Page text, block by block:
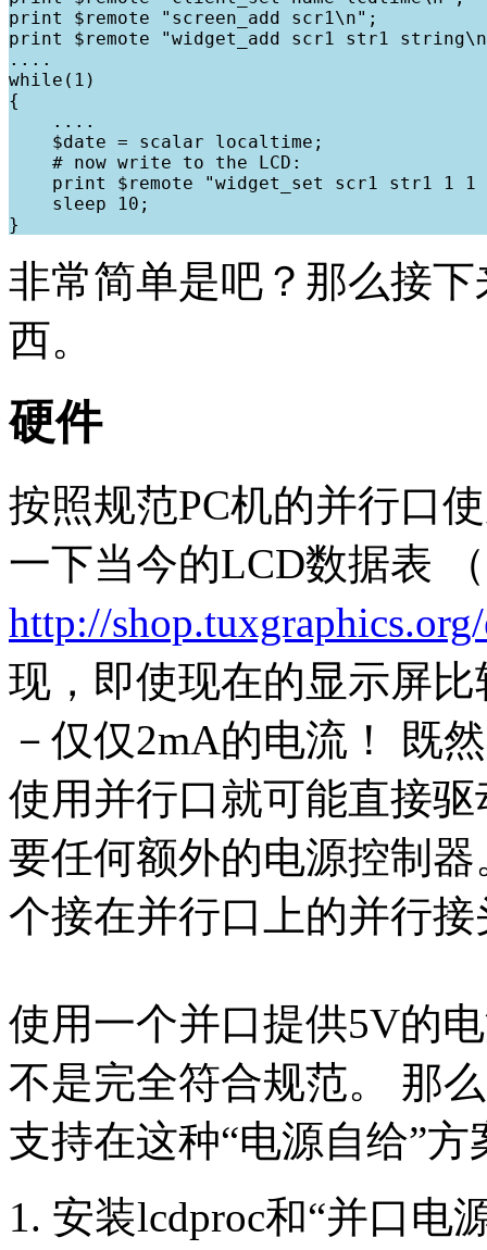
print $remote "screen_add scr1\n";
print $remote "widget_add scr1 str1
....
while(1)
{
    ....
    $date = scalar localtime;
    # now write to the LCD:
print $remote "widget_set scr1 str1 1 1
    sleep 10;
非常简单是吧？那么接
西。
硬件
按照规范PC机的并行口
一下当今的LCD数据表
http://
现，即使现在的显示屏
－仅仅2mA的电流！ 既
使用并行口就可能直接
要任何额外的电源控制
个接在并行口上的并行
使用一个并口提供5V的
不是完全符合规范。 那
支持在这种“电源自给”
安装lcdproc和“并口电